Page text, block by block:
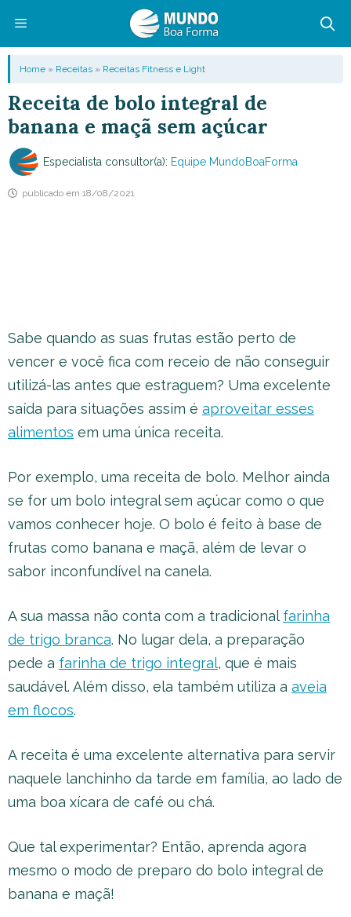
conteúdo
Menu
Home » Receitas » Receitas Fitness e Light
Receita de bolo integral de
banana e maçã sem açúcar
Especialista consultor(a): Equipe MundoBoaForma
publicado em 18/08/2021
Sabe quando as suas frutas estão perto de
vencer e você fica com receio de não conseguir
utilizá-las antes que estraguem? Uma excelente
saída para situações assim é aproveitar esses
alimentos em uma única receita.
Por exemplo, uma receita de bolo. Melhor ainda
se for um bolo integral sem açúcar como o que
vamos conhecer hoje. O bolo é feito à base de
frutas como banana e maçã, além de levar o
sabor inconfundível na canela.
A sua massa não conta com a tradicional farinha
de trigo branca. No lugar dela, a preparação
pede a farinha de trigo integral, que é mais
saudável. Além disso, ela também utiliza a aveia
em flocos.
A receita é uma excelente alternativa para servir
naquele lanchinho da tarde em família, ao lado de
uma boa xícara de café ou chá.
Que tal experimentar? Então, aprenda agora
mesmo o modo de preparo do bolo integral de
banana e maçã!